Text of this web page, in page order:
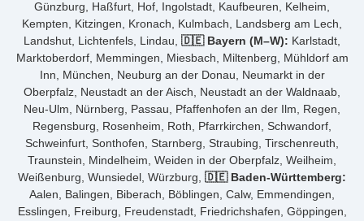
Günzburg, Haßfurt, Hof, Ingolstadt, Kaufbeuren, Kelheim,
Kempten, Kitzingen, Kronach, Kulmbach, Landsberg am Lech,
Landshut, Lichtenfels, Lindau, 🇩🇪 Bayern (M–W): Karlstadt,
Marktoberdorf, Memmingen, Miesbach, Miltenberg, Mühldorf am
Inn, München, Neuburg an der Donau, Neumarkt in der
Oberpfalz, Neustadt an der Aisch, Neustadt an der Waldnaab,
Neu-Ulm, Nürnberg, Passau, Pfaffenhofen an der Ilm, Regen,
Regensburg, Rosenheim, Roth, Pfarrkirchen, Schwandorf,
Schweinfurt, Sonthofen, Starnberg, Straubing, Tirschenreuth,
Traunstein, Mindelheim, Weiden in der Oberpfalz, Weilheim,
Weißenburg, Wunsiedel, Würzburg, 🇩🇪 Baden-Württemberg:
Aalen, Balingen, Biberach, Böblingen, Calw, Emmendingen,
Esslingen, Freiburg, Freudenstadt, Friedrichshafen, Göppingen,